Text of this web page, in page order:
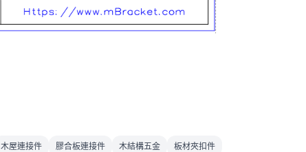
木屋連接件 膠合板連接件 木結構五金 板材夾扣件